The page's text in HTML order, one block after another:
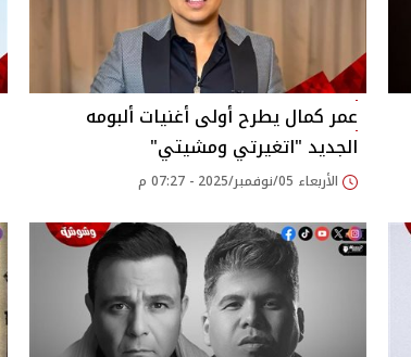
عمر كمال يطرح أولى أغنيات ألبومه
الجديد "اتغيرتي ومشيتي"
الأربعاء 05/نوفمبر/2025 - 07:27 م